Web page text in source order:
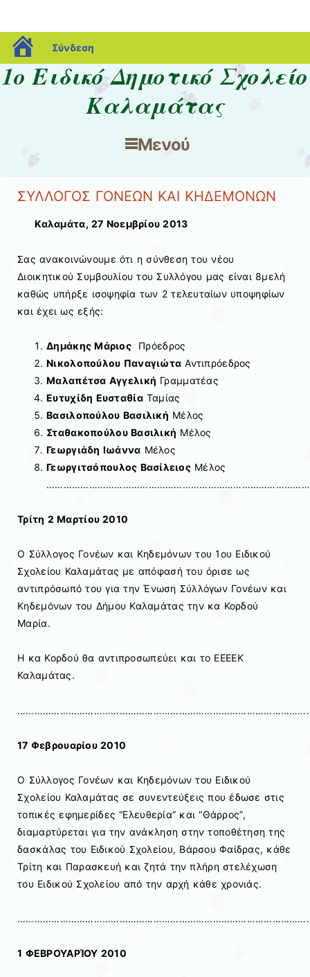
blogs.sch.gr
Σύνδεση
1ο Ειδικό Δημοτικό Σχολείο
Καλαμάτας
Μενού
Μετάβαση στο περιεχόμενο
ΣΥΛΛΟΓΟΣ ΓΟΝΕΩΝ ΚΑΙ ΚΗΔΕΜΟΝΩΝ
Καλαμάτα, 27 Νοεμβρίου 2013
Σας ανακοινώνουμε ότι η σύνθεση του νέου
Διοικητικού Συμβουλίου του Συλλόγου μας είναι 8μελή
καθώς υπήρξε ισοψηφία των 2 τελευταίων υποψηφίων
και έχει ως εξής:
Δημάκης ΜάριοςΠρόεδρος
Νικολοπούλου Παναγιώτα Αντιπρόεδρος
Μαλαπέτσα Αγγελική Γραμματέας
Ευτυχίδη ΕυσταθίαΤαμίας
Βασιλοπούλου Βασιλική Μέλος
Σταθακοπούλου Βασιλική Μέλος
Γεωργιάδη Ιωάννα Μέλος
Γεωργιτσόπουλος Βασίλειος Μέλος
Τρίτη 2 Μαρτίου 2010
Ο Σύλλογος Γονέων και Κηδεμόνων του 1ου Ειδικού
Σχολείου Καλαμάτας με απόφασή του όρισε ως
αντιπρόσωπό του για την Ένωση Σύλλόγων Γονέων και
Κηδεμόνων του Δήμου Καλαμάτας την κα Κορδού
Μαρία.
Η κα Κορδού θα αντιπροσωπεύει και το ΕΕΕΕΚ
Καλαμάτας.
17 Φεβρουαρίου 2010
Ο Σύλλογος Γονέων και Κηδεμόνων του Ειδικού
Σχολείου Καλαμάτας σε συνεντεύξεις που έδωσε στις
τοπικές εφημερίδες “Ελευθερία” και “Θάρρος”,
διαμαρτύρεται για την ανάκληση στην τοποθέτηση της
δασκάλας του Ειδικού Σχολείου, Βάρσου Φαίδρας, κάθε
Τρίτη και Παρασκευή και ζητά την πλήρη στελέχωση
του Ειδικού Σχολείου από την αρχή κάθε χρονιάς.
1 ΦΕΒΡΟΥΑΡΊΟΥ 2010